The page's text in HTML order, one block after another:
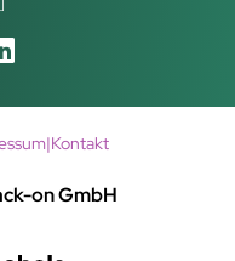
on GmbH
|Kontakt